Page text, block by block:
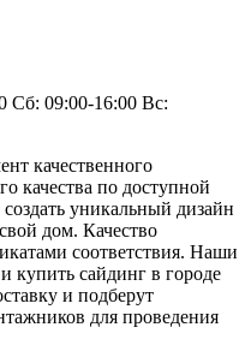
Сб: 09:00-16:00 Вс:
качественного
качества по доступной
уникальный дизайн
дом. Качество
соответствия. Наши
купить сайдинг в городе
и подберут
для проведения